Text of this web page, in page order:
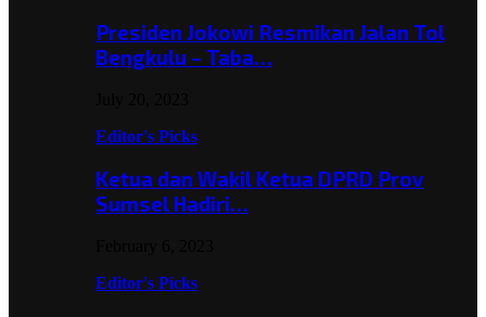
Presiden Jokowi Resmikan Jalan Tol
Bengkulu – Taba…
Editor's Picks
Ketua dan Wakil Ketua DPRD Prov
Sumsel Hadiri…
Editor's Picks